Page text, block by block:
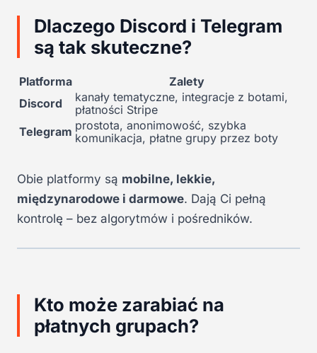
Dlaczego Discord i Telegram
są tak skuteczne?
Platforma
Zalety
Discord
kanały tematyczne, integracje z botami,
płatności Stripe
Telegram prostota, anonimowość, szybka
komunikacja, płatne grupy przez boty
Obie platformy są mobilne, lekkie,
międzynarodowe i darmowe. Dają Ci pełną
kontrolę – bez algorytmów i pośredników.
Kto może zarabiać na
płatnych grupach?